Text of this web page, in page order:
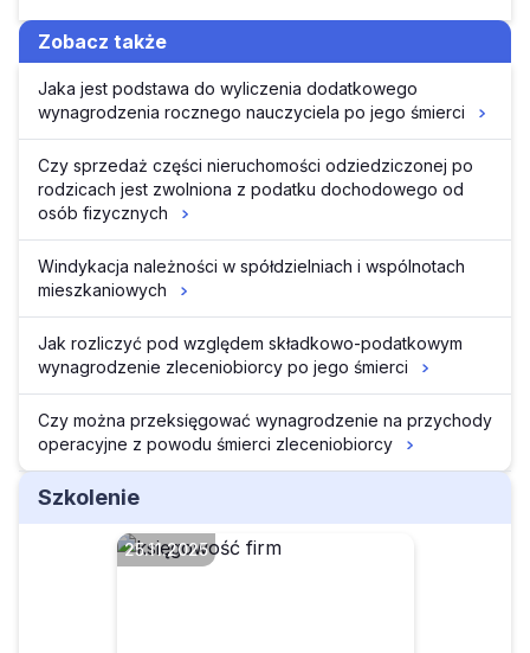
Zobacz także
Jaka jest podstawa do wyliczenia dodatkowego
wynagrodzenia rocznego nauczyciela po jego śmierci
Czy sprzedaż części nieruchomości odziedziczonej po
rodzicach jest zwolniona z podatku dochodowego od
osób fizycznych
Windykacja należności w spółdzielniach i wspólnotach
mieszkaniowych
Jak rozliczyć pod względem składkowo-podatkowym
wynagrodzenie zleceniobiorcy po jego śmierci
Czy można przeksięgować wynagrodzenie na przychody
operacyjne z powodu śmierci zleceniobiorcy
Szkolenie
25.11.2025